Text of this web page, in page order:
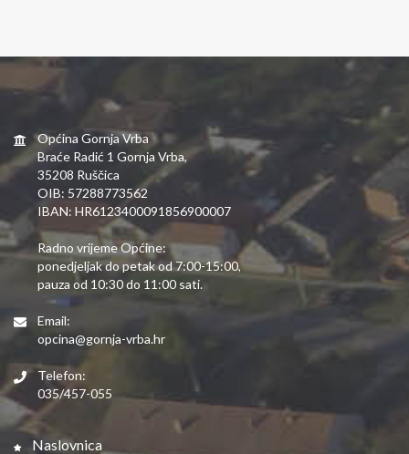
Općina Gornja Vrba
Braće Radić 1 Gornja Vrba,
35208 Ruščica
OIB: 57288773562
IBAN: HR6123400091856900007
Radno vrijeme Općine:
ponedjeljak do petak od 7:00-15:00,
pauza od 10:30 do 11:00 sati.
Email:
opcina@gornja-vrba.hr
Telefon:
035/457-055
Naslovnica